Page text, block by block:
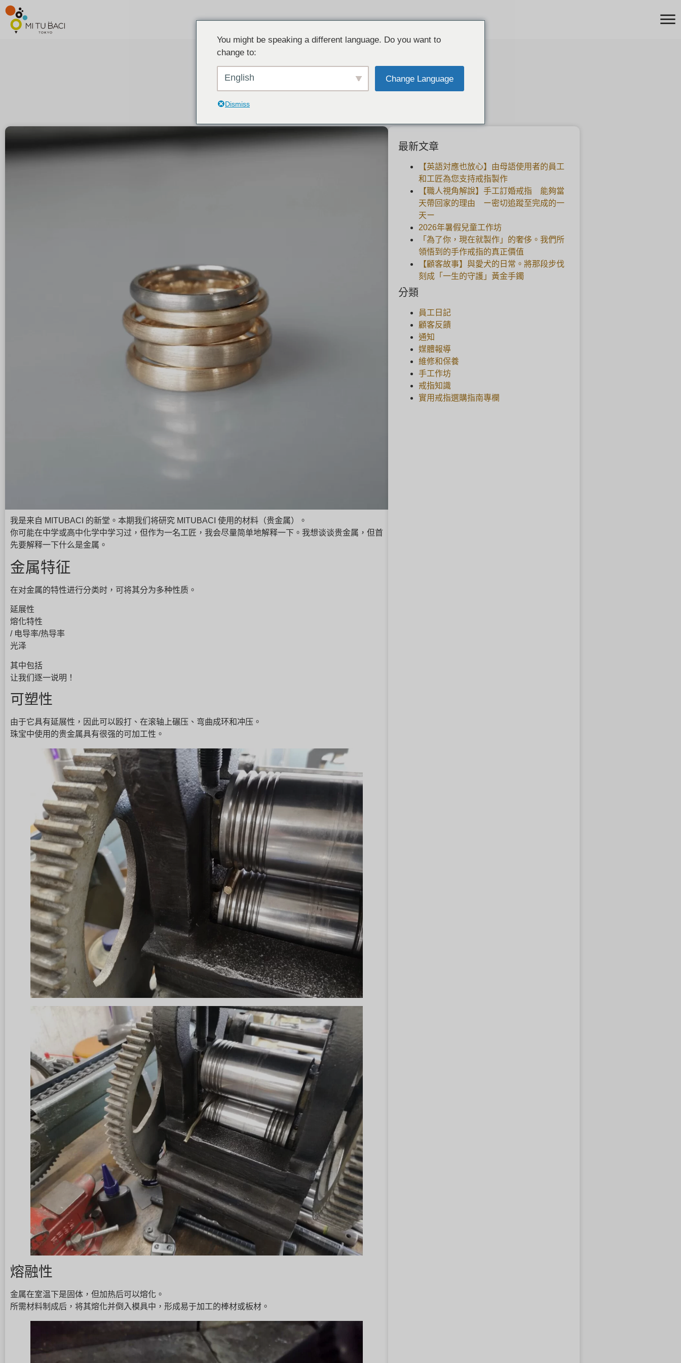
戒指材质（贵金属
我是来自 MITUBACI 的新堂。本期我们将研究 MITUBACI 使用的材料（贵金属）。
你可能在中学或高中化学中学习过，但作为一名工匠，我会尽量简单地解释一下。我想谈谈贵金属，但首
先要解释一下什么是金属。
金属特征
在对金属的特性进行分类时，可将其分为多种性质。
延展性
熔化特性
/ 电导率/热导率
光泽
其中包括
让我们逐一说明！
可塑性
由于它具有延展性，因此可以殴打、在滚轴上碾压、弯曲成环和冲压。
珠宝中使用的贵金属具有很强的可加工性。
熔融性
金属在室温下是固体，但加热后可以熔化。
所需材料制成后，将其熔化并倒入模具中，形成易于加工的棒材或板材。
最新文章
【英語対應也放心】由母語使用者的員工
和工匠為您支持戒指製作
【職人視角解說】手工訂婚戒指 能夠當
天帶回家的理由 ー密切追蹤至完成的一
天ー
2026年暑假兒童工作坊
「為了你，現在就製作」的奢侈。我們所
領悟到的手作戒指的真正價值
【顧客故事】與愛犬的日常。將那段步伐
刻成「一生的守護」黃金手鐲
分類
員工日記
顧客反饋
通知
媒體報導
維修和保養
手工作坊
戒指知識
實用戒指選購指南專欄
You might be speaking a different language. Do you want to
change to:
English Change Language
Dismiss